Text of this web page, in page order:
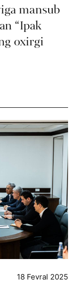
mansub
“Ipak
oxirgi
18 Fevral 2025